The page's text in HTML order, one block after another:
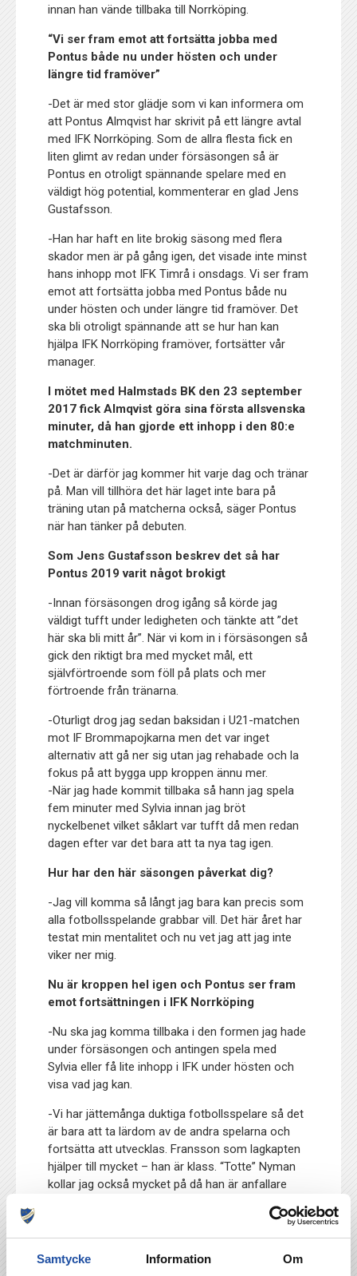
Samtycke Information Om
innan han vände tillbaka till Norrköping.
“Vi ser fram emot att fortsätta jobba med
Pontus både nu under hösten och under
längre tid framöver”
-Det är med stor glädje som vi kan informera om
att Pontus Almqvist har skrivit på ett längre avtal
med IFK Norrköping. Som de allra flesta fick en
liten glimt av redan under försäsongen så är
Pontus en otroligt spännande spelare med en
väldigt hög potential, kommenterar en glad Jens
Gustafsson.
-Han har haft en lite brokig säsong med flera
skador men är på gång igen, det visade inte minst
hans inhopp mot IFK Timrå i onsdags. Vi ser fram
emot att fortsätta jobba med Pontus både nu
under hösten och under längre tid framöver. Det
ska bli otroligt spännande att se hur han kan
hjälpa IFK Norrköping framöver, fortsätter vår
manager.
I mötet med Halmstads BK den 23 september
2017 fick Almqvist göra sina första allsvenska
minuter, då han gjorde ett inhopp i den 80:e
matchminuten.
-Det är därför jag kommer hit varje dag och tränar
på. Man vill tillhöra det här laget inte bara på
träning utan på matcherna också, säger Pontus
när han tänker på debuten.
Som Jens Gustafsson beskrev det så har
Pontus 2019 varit något brokigt
-Innan försäsongen drog igång så körde jag
väldigt tufft under ledigheten och tänkte att ”det
här ska bli mitt år”. När vi kom in i försäsongen så
gick den riktigt bra med mycket mål, ett
självförtroende som föll på plats och mer
förtroende från tränarna.
-Oturligt drog jag sedan baksidan i U21-matchen
mot IF Brommapojkarna men det var inget
alternativ att gå ner sig utan jag rehabade och la
fokus på att bygga upp kroppen ännu mer.
-När jag hade kommit tillbaka så hann jag spela
fem minuter med Sylvia innan jag bröt
nyckelbenet vilket såklart var tufft då men redan
dagen efter var det bara att ta nya tag igen.
Hur har den här säsongen påverkat dig?
-Jag vill komma så långt jag bara kan precis som
alla fotbollsspelande grabbar vill. Det här året har
testat min mentalitet och nu vet jag att jag inte
viker ner mig.
Nu är kroppen hel igen och Pontus ser fram
emot fortsättningen i IFK Norrköping
-Nu ska jag komma tillbaka i den formen jag hade
under försäsongen och antingen spela med
Sylvia eller få lite inhopp i IFK under hösten och
visa vad jag kan.
-Vi har jättemånga duktiga fotbollsspelare så det
är bara att ta lärdom av de andra spelarna och
fortsätta att utvecklas. Fransson som lagkapten
hjälper till mycket – han är klass. “Totte” Nyman
kollar jag också mycket på då han är anfallare
-Fortsätter jag så kommer chanserna och tar